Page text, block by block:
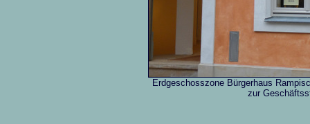
Erdgeschosszone Bürgerhaus
zur